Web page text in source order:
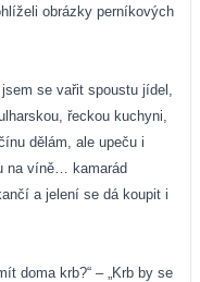
obrázky perníkových
se vařit spoustu jídel,
řeckou kuchyni,
dělám, ale upeču i
na víně… kamarád
a jelení se dá koupit i
doma krb?“ – „Krb by se